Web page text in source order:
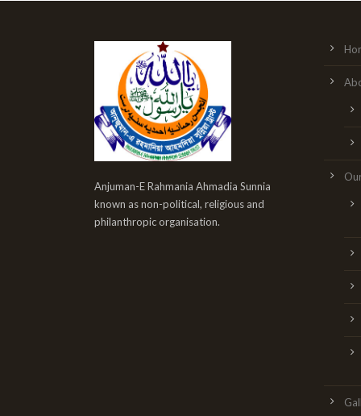
Anjuman-E Rahmania Ahmadia Sunnia
known as non-political, religious and
philanthropic organisation.